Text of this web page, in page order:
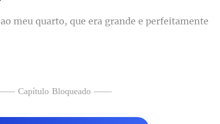
ao meu quarto, que era grand
perceb
Capítulo Bloqueado ——